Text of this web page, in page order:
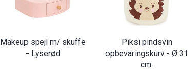
Makeup spejl m/ skuffe
- Lyserød
Piksi pindsvin
opbevaringskurv - Ø 31
cm.